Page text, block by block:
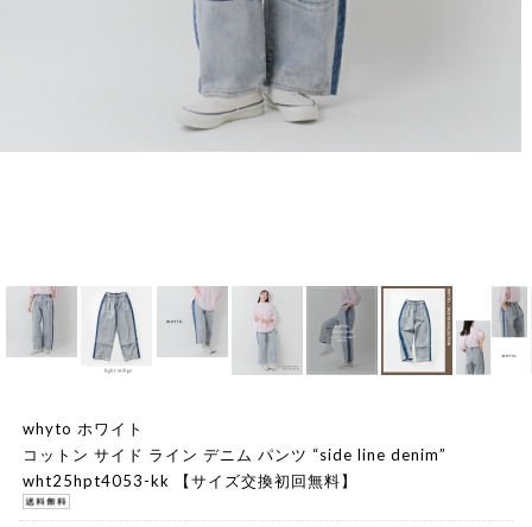
whyto ホワイト
コットン サイド ライン デニム パンツ “side line denim”
wht25hpt4053-kk 【サイズ交換初回無料】